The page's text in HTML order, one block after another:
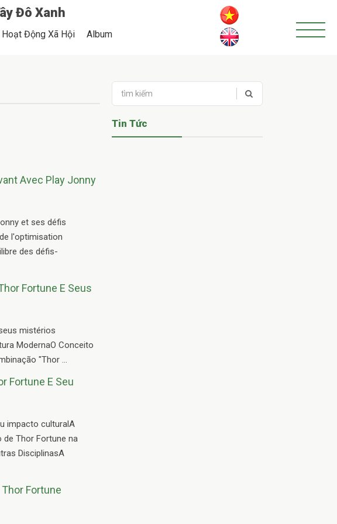
Đô Xanh
Hoạt Động Xã Hội Album
Avec Play Jonny
et ses défis
l'optimisation
des défis-
Fortune E Seus
mistérios
ModernaO Conceito
"Thor ...
Fortune E Seu
impacto culturalA
de Thor Fortune na
DisciplinasA
Fortune
Tin Tức